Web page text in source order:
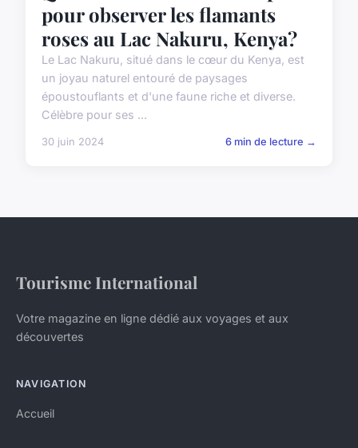
pour observer les flamants
roses au Lac Nakuru, Kenya?
Le Lac Nakuru, situé dans le cœur du Kenya, est
un joyau naturel entouré de paysages
époustouflants et d'une faune riche et diverse.
Célèbre pour ses ...
30 juin 2024 6 min de lecture →
Tourisme International
Votre magazine en ligne dédié aux voyages et aux
découvertes
NAVIGATION
Accueil